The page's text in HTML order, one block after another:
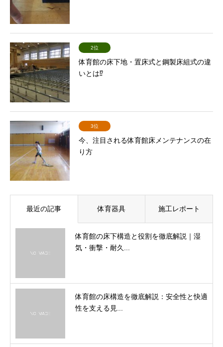
2位
体育館の床下地・置床式と鋼製床組式の違
いとは⁉
3位
今、注目される体育館床メンテナンスの在
り方
最近の記事 体育器具 施工レポート
体育館の床下構造と役割を徹底解説｜湿
気・衝撃・耐久...
体育館の床構造を徹底解説：安全性と快適
性を支える見...